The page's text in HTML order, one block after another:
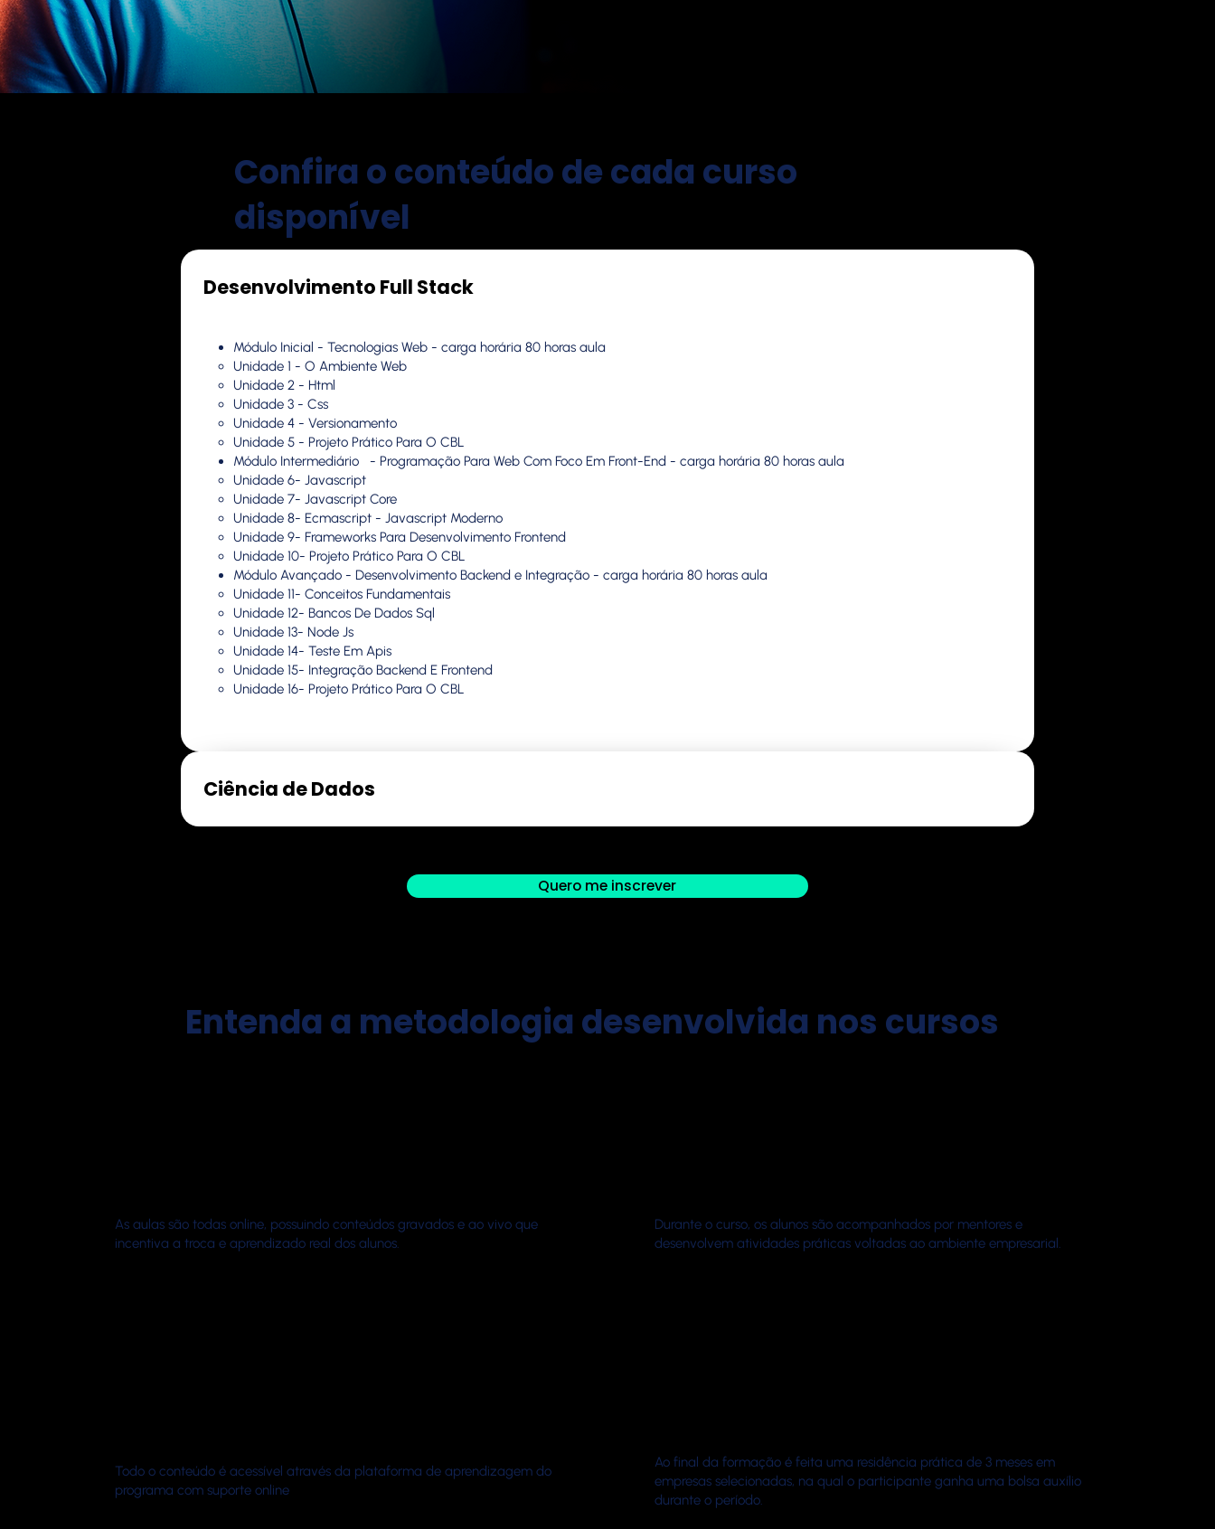
Confira o conteúdo de cada curso
disponível
Desenvolvimento Full Stack
Módulo Inicial - Tecnologias Web - carga horária 80 horas aula
Unidade 1 - O Ambiente Web
Unidade 2 - Html
Unidade 3 - Css
Unidade 4 - Versionamento
Unidade 5 - Projeto Prático Para O CBL
Módulo Intermediário - Programação Para Web Com Foco Em Front-End - carga horária 80 horas aula
Unidade 6- Javascript
Unidade 7- Javascript Core
Unidade 8- Ecmascript - Javascript Moderno
Unidade 9- Frameworks Para Desenvolvimento Frontend
Unidade 10- Projeto Prático Para O CBL
Módulo Avançado - Desenvolvimento Backend e Integração - carga horária 80 horas aula
Unidade 11- Conceitos Fundamentais
Unidade 12- Bancos De Dados Sql
Unidade 13- Node Js
Unidade 14- Teste Em Apis
Unidade 15- Integração Backend E Frontend
Unidade 16- Projeto Prático Para O CBL
Ciência de Dados
Quero me inscrever
Entenda a metodologia desenvolvida nos cursos
As aulas são todas online, possuindo conteúdos gravados e ao vivo que
incentiva a troca e aprendizado real dos alunos.
Durante o curso, os alunos são acompanhados por mentores e
desenvolvem atividades práticas voltadas ao ambiente empresarial.
Todo o conteúdo é acessível através da plataforma de aprendizagem do
programa com suporte online
Ao final da formação é feita uma residência prática de 3 meses em
empresas selecionadas, na qual o participante ganha uma bolsa auxílio
durante o período.